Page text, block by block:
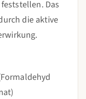
Das
die aktive